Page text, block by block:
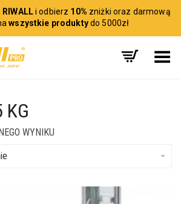
RIWALLi odbierz 10% zniżki oraz darmową
wszystkie produktydo 5000zł
Toggle Menu
KG
WYNIKU